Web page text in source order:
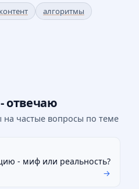
алгоритмы
отвечаю
на частые вопросы по теме
- миф или реальность?
→